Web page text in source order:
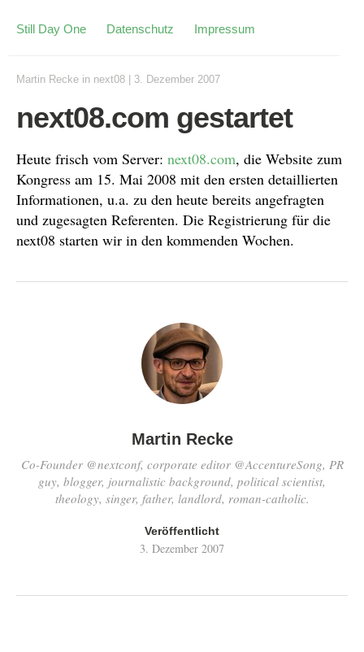
Still Day One Datenschutz Impressum
Martin Recke in next08 3. Dezember 2007
next08.com gestartet
Heute frisch vom Server: next08.com, die Website zum
Kongress am 15. Mai 2008 mit den ersten detaillierten
Informationen, u.a. zu den heute bereits angefragten
und zugesagten Referenten. Die Registrierung für die
next08 starten wir in den kommenden Wochen.
Martin Recke
Co-Founder @nextconf, corporate editor @AccentureSong, PR
guy, blogger, journalistic background, political scientist,
theology, singer, father, landlord, roman-catholic.
Veröffentlicht
3. Dezember 2007